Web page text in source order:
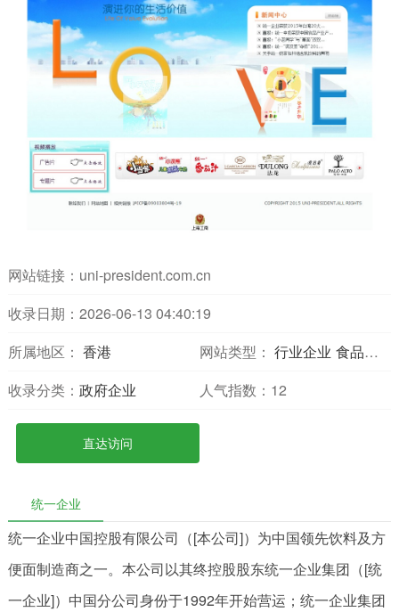
网站链接： uni-president.com.cn
收录日期：2026-06-13 04:40:19
所属地区： 香港 网站类型： 行业企业 食品饮料
收录分类： 政府企业 人气指数： 12
直达访问
统一企业
统一企业中国控股有限公司（[本公司]）为中国领先饮料及方
便面制造商之一。本公司以其终控股股东统一企业集团（[统
一企业]）中国分公司身份于1992年开始营运；统一企业集团